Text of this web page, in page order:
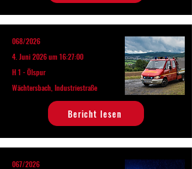
068/2026
4. Juni 2026 um 16:27:00
H 1 - Ölspur
Wächtersbach, Industriestraße
Bericht lesen
067/2026